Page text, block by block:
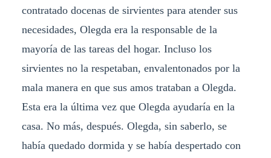
contratado docenas de sirvientes para atender sus
necesidades, Olegda era la responsable de la
mayoría de las tareas del hogar. Incluso los
sirvientes no la respetaban, envalentonados por la
mala manera en que sus amos trataban a Olegda.
Esta era la última vez que Olegda ayudaría en la
casa. No más, después. Olegda, sin saberlo, se
había quedado dormida y se había despertado con